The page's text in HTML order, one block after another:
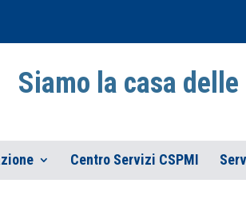
Siamo la casa
Centro Servizi CSPMI